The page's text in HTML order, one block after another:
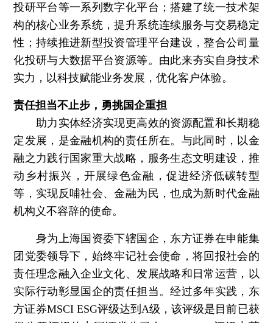
投研平台等一系列数字化平台；搭建了统一技术架
构的核心业务系统，提升系统连续服务与交易稳定
性；持续推进新型投资管理平台建设，整合公司量
化投研与大数据平台资源等。由此来夯实自身技术
实力，以科技赋能业务发展，优化客户体验。
责任担当不止步，勇挑国企重担
助力实体经济实现更高效的资源配置和长期稳
定发展，是金融机构的责任所在。与此同时，以金
融之力践行国家重大战略，服务生态文明建设，推
动乡村振兴，开展绿色金融，促进经济低碳转型
等，实现反哺社会、金融为民，也成为新时代金融
机构义不容辞的使命。
身为上海国资委下辖国企，东方证券在申能集
团党委领导下，始终牢记社会使命，将回报社会的
责任理念融入企业文化、发展战略和日常运营，以
实际行动彰显国企的责任担当。经过多年实践，东
方证券MSCI ESG评级达到A级，该评级是目前已获